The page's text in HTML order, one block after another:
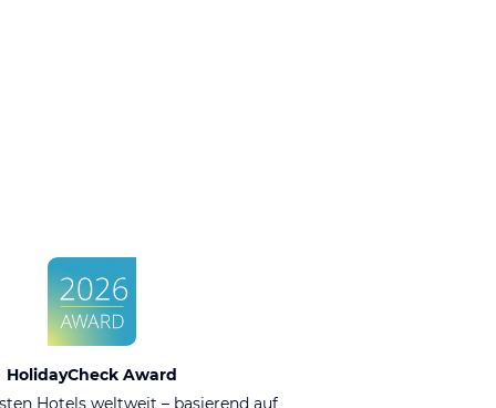
HolidayCheck Award
Hotels weltweit – basierend auf